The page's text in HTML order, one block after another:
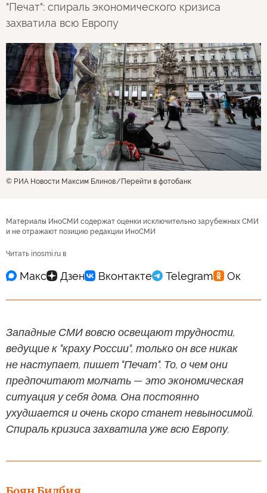
"Печат": спираль экономического кризиса
захватила всю Европу
© РИА Новости Максим Блинов Перейти в фотобанк
Материалы ИноСМИ содержат оценки исключительно зарубежных СМИ
и не отражают позицию редакции ИноСМИ
Читать inosmi.ru в
Западные СМИ вовсю освещают трудности,
ведущие к "краху России", только он все никак
не наступает, пишет "Печат". То, о чем они
предпочитают молчать — это экономическая
ситуация у себя дома. Она постоянно
ухудшается и очень скоро станет невыносимой.
Спираль кризиса захватила уже всю Европу.